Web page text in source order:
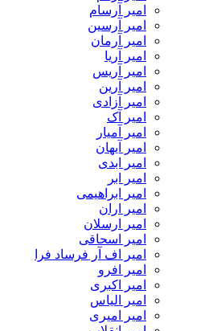
امیر آرسام
امیر آرسین
امیر آرمان
امیر آریا
امیر آریس
امیر آرین
امیر آزادی
امیر آک
امیر آمیار
امیر آیهان
امیر ابدی
امیر ابر
امیر ابراهیمی
امیر اران
امیر ارسلان
امیر اسحاقی
امیر اف آر فرساد فرا
امیر افرو
امیر اکبری
امیر الیاس
امیر امیری